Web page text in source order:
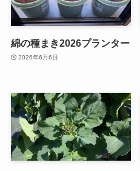
綿の種まき2026プランター
2026年6月6日